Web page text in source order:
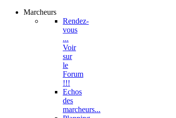
Marcheurs
Rendez-
vous
...
Voir
sur
le
Forum
!!!
Echos
des
marcheurs...